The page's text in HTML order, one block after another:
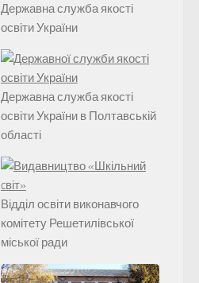
Державна служба якості
освіти України
Державна служба якості
освіти України в Полтавській
області
Відділ освіти виконавчого
комітету Решетилівської
міської ради